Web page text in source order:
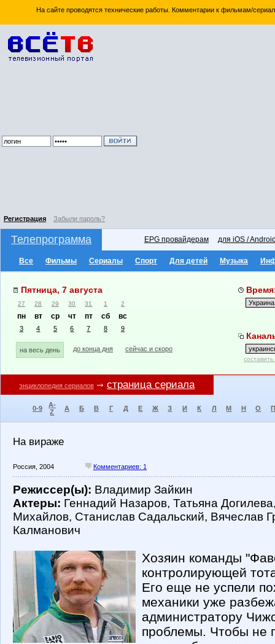
На сайте проводятся технические работы. Комментарии к фильмам/
Регистрация Забыли пароль?
Телепрограмма EPG провайдерам для iOS /
Все Фильмы Сериалы Спорт Для детей Музыка
Пятница, 7 августа
27 28 29 30 31 1 2
пн вт ср чт пт сб вс
3 4 5 6 7 8 9
на весь день до конца дня сейчас и скоро
энциклопедия сериалов страница сериала
0-9
A-
Z
А Б В Г Д Е Ж З И К Л М Н О П
На вираже
Россия, 2004 Комментариев: 1
Режиссер(ы): Владимир Зайкин
Актеры: Геннадий Назаров, Татьяна
Михайлов, Станислав Садальский, Вячеслав
Калманович
Хозяин команды
контролирующей
Его еще не успели
механики уже
администратору
проблемы. Чтобы не